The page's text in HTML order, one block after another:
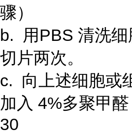
骤）
b. 用PBS 清洗细
切片两次。
c. 向上述细胞或
加入 4%多聚甲
30